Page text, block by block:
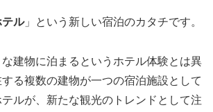
ル」という新しい宿泊のカタチです。
建物に泊まるというホテル体験とは異
る複数の建物が一つの宿泊施設として
ルが、新たな観光のトレンドとして注